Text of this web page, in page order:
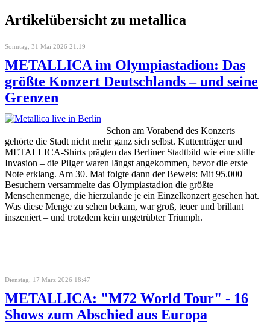
Artikelübersicht zu metallica
Sonntag, 31 Mai 2026 21:19
METALLICA im Olympiastadion: Das
größte Konzert Deutschlands – und seine
Grenzen
Schon am Vorabend des Konzerts
gehörte die Stadt nicht mehr ganz sich selbst. Kuttenträger und
METALLICA-Shirts prägten das Berliner Stadtbild wie eine stille
Invasion – die Pilger waren längst angekommen, bevor die erste
Note erklang. Am 30. Mai folgte dann der Beweis: Mit 95.000
Besuchern versammelte das Olympiastadion die größte
Menschenmenge, die hierzulande je ein Einzelkonzert gesehen hat.
Was diese Menge zu sehen bekam, war groß, teuer und brillant
inszeniert – und trotzdem kein ungetrübter Triumph.
Dienstag, 17 März 2026 18:47
METALLICA: "M72 World Tour" - 16
Shows zum Abschied aus Europa